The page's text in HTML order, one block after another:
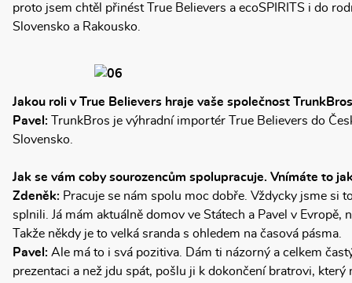
proto jsem chtěl přinést True Believers a ecoSPIRITS i do
Slovensko a Rakousko.
Jakou roli v True Believers hraje vaše společnost
Pavel: TrunkBros je výhradní importér True Believers do
Slovensko.
Jak se vám coby sourozencům spolupracuje. Vnímáte to
Zdeněk: Pracuje se nám spolu moc dobře. Vždycky jsme si
splnili. Já mám aktuálně domov ve Státech a Pavel v Evropě,
Takže někdy je to velká sranda s ohledem na časová pásma.
Pavel: Ale má to i svá pozitiva. Dám ti názorný a celkem
prezentaci a než jdu spát, pošlu ji k dokončení bratrovi, který